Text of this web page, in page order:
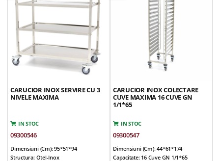
CARUCIOR INOX SERVIRE CU 3
NIVELE MAXIMA
IN STOC
09300546
Dimensiuni (cm): 95*51*94
Structura: Otel-Inox
CARUCIOR INOX COLECTARE
CUVE MAXIMA 16 CUVE GN
1/1*65
IN STOC
09300547
Dimensiuni (cm): 44*61*174
Capacitate: 16 Cuve GN 1/1*65